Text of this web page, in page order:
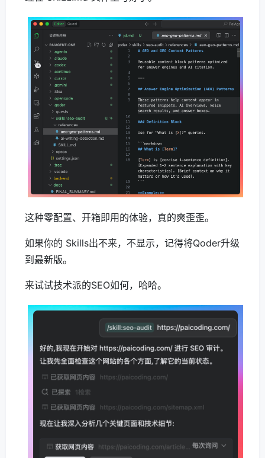
这种零配置、开箱即用的体验，真的爽歪歪。
如果你的 Skills出不来，不显示，记得将Qoder升级
到最新版。
来试试技术派的SEO如何，哈哈。